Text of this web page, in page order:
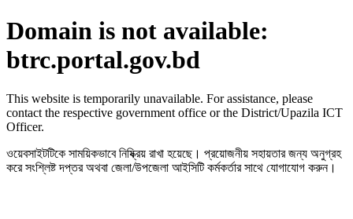
Domain is not available:
btrc.portal.gov.bd
This website is temporarily unavailable. For assistance, please
contact the respective government office or the District/Upazila ICT
Officer.
ওয়েবসাইটটিকে সাময়িকভাবে নিষ্ক্রিয় রাখা হয়েছে। প্রয়োজনীয় সহায়তার জন্য অনুগ্রহ
করে সংশ্লিষ্ট দপ্তর অথবা জেলা/উপজেলা আইসিটি কর্মকর্তার সাথে যোগাযোগ করুন।